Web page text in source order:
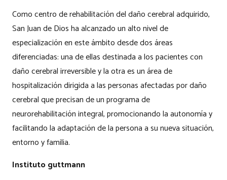
Como centro de rehabilitación del daño cerebral adquirido,
San Juan de Dios ha alcanzado un alto nivel de
especialización en este ámbito desde dos áreas
diferenciadas: una de ellas destinada a los pacientes con
daño cerebral irreversible y la otra es un área de
hospitalización dirigida a las personas afectadas por daño
cerebral que precisan de un programa de
neurorehabilitación integral, promocionando la autonomía y
facilitando la adaptación de la persona a su nueva situación,
entorno y familia.
Instituto guttmann